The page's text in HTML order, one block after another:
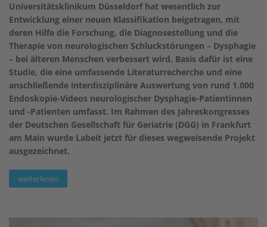
Universitätsklinikum Düsseldorf hat wesentlich zur
Entwicklung einer neuen Klassifikation beigetragen, mit
deren Hilfe die Forschung, die Diagnosestellung und die
Therapie von neurologischen Schluckstörungen – Dysphagie
– bei älteren Menschen verbessert wird. Basis dafür ist eine
Studie, die eine umfassende Literaturrecherche und eine
anschließende interdisziplinäre Auswertung von rund 1.000
Endoskopie-Videos neurologischer Dysphagie-Patientinnen
und -Patienten umfasst. Im Rahmen des Jahreskongresses
der Deutschen Gesellschaft für Geriatrie (DGG) in Frankfurt
am Main wurde Labeit jetzt für dieses wegweisende Projekt
ausgezeichnet.
weiterlesen